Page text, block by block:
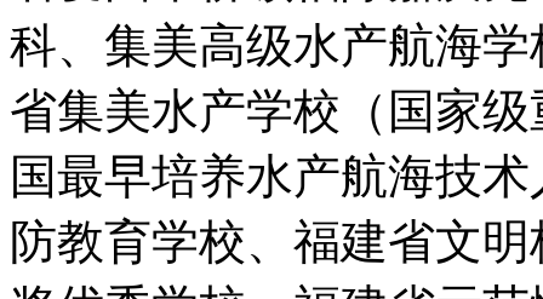
科、集美高级水产航海
省集美水产学校（国家
国最早培养水产航海技
防教育学校、福建省文